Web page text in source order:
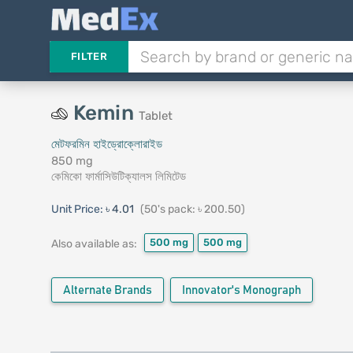
FILTER
Kemin Tablet
মেটফরমিন হাইড্রোক্লোরাইড
850 mg
কেমিকো ফার্মাসিউটিক্যালস লিমিটেড
Unit Price: ৳ 4.01 (50's pack: ৳ 200.50)
Also available as: 500 mg 500 mg
Alternate Brands Innovator's Monograph